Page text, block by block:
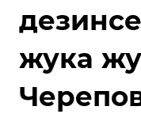
жука